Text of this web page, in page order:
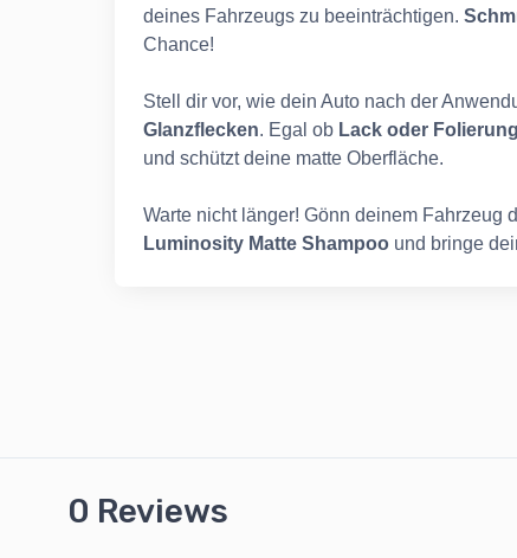
deines Fahrzeugs zu beeinträchtigen.
Chance!
Stell dir vor, wie dein Auto nach der
Glanzflecken. Egal ob Lack oder Folierung
und schützt deine matte Oberfläche.
Warte nicht länger! Gönn deinem Fahrzeug
Luminosity Matte Shampoo und bringe
0 Reviews